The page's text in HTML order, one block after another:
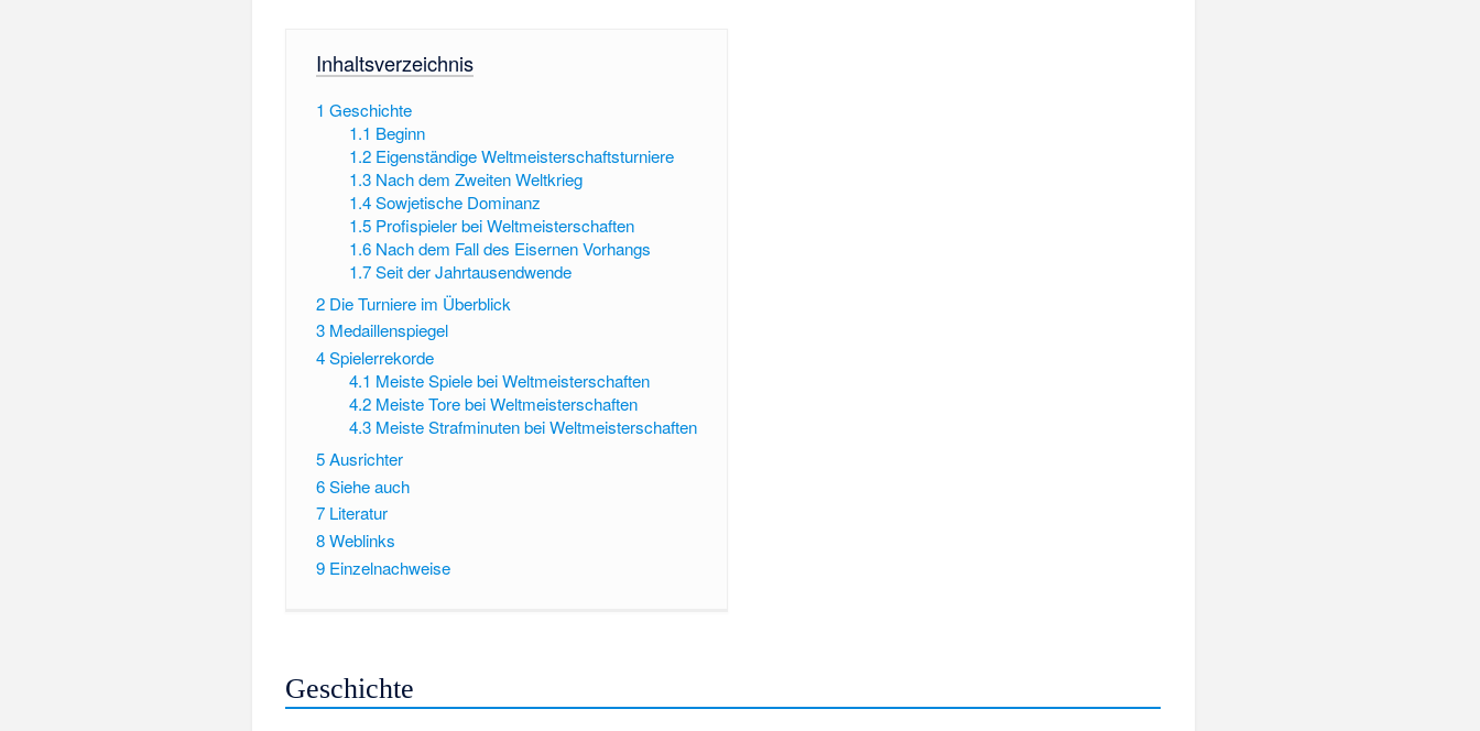
Inhaltsverzeichnis
1 Geschichte
1.1 Beginn
1.2 Eigenständige Weltmeisterschaftsturniere
1.3 Nach dem Zweiten Weltkrieg
1.4 Sowjetische Dominanz
1.5 Profispieler bei Weltmeisterschaften
1.6 Nach dem Fall des Eisernen Vorhangs
1.7 Seit der Jahrtausendwende
2 Die Turniere im Überblick
3 Medaillenspiegel
4Spielerrekorde
4.1 Meiste Spiele bei Weltmeisterschaften
4.2 Meiste Tore bei Weltmeisterschaften
4.3 Meiste Strafminuten bei Weltmeisterschaften
5Ausrichter
6Siehe auch
7 Literatur
8Weblinks
9 Einzelnachweise
Geschichte